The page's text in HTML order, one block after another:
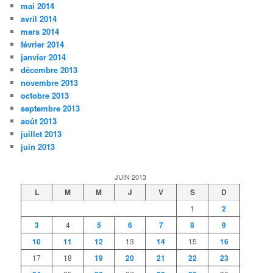
mai 2014
avril 2014
mars 2014
février 2014
janvier 2014
décembre 2013
novembre 2013
octobre 2013
septembre 2013
août 2013
juillet 2013
juin 2013
JUIN 2013
L M M J V S D
1
2
3
4 5 6 7 8
9
10
11 12 13 14 15 16
17 18 19 20 21 22
23